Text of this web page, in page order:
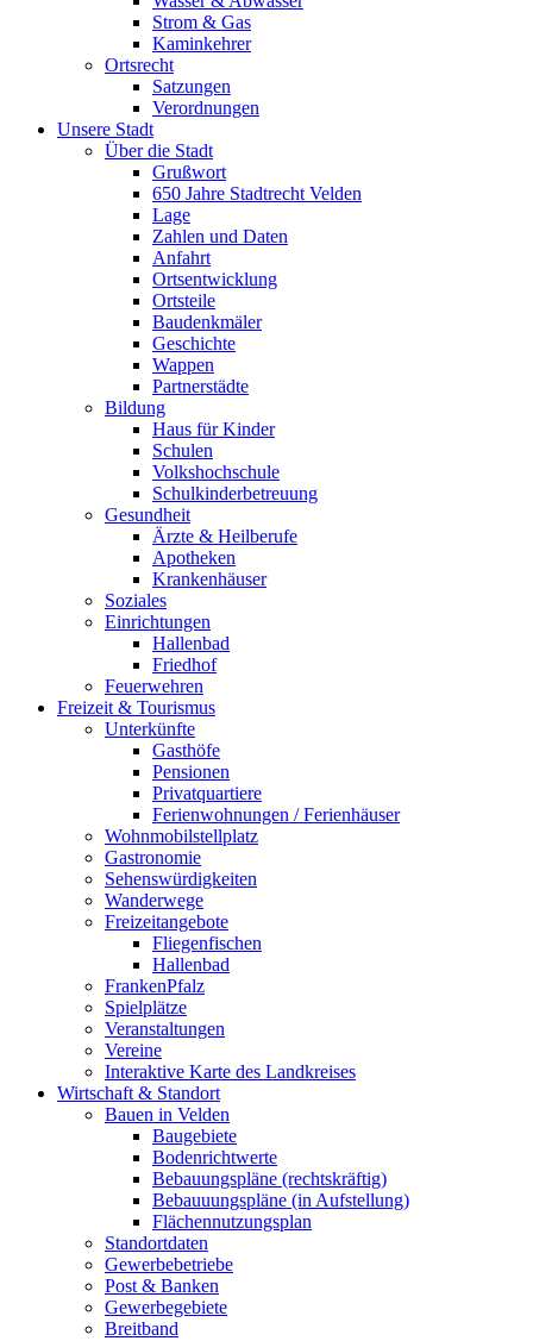
Strom & Gas
Kaminkehrer
Ortsrecht
Satzungen
Verordnungen
Unsere Stadt
Über die Stadt
Grußwort
650 Jahre Stadtrecht Velden
Lage
Zahlen und Daten
Anfahrt
Ortsentwicklung
Ortsteile
Baudenkmäler
Geschichte
Wappen
Partnerstädte
Bildung
Haus für Kinder
Schulen
Volkshochschule
Schulkinderbetreuung
Gesundheit
Ärzte & Heilberufe
Apotheken
Krankenhäuser
Soziales
Einrichtungen
Hallenbad
Friedhof
Feuerwehren
Freizeit & Tourismus
Unterkünfte
Gasthöfe
Pensionen
Privatquartiere
Ferienwohnungen / Ferienhäuser
Wohnmobilstellplatz
Gastronomie
Sehenswürdigkeiten
Wanderwege
Freizeitangebote
Fliegenfischen
Hallenbad
FrankenPfalz
Spielplätze
Veranstaltungen
Vereine
Interaktive Karte des Landkreises
Wirtschaft & Standort
Bauen in Velden
Baugebiete
Bodenrichtwerte
Bebauungspläne (rechtskräftig)
Bebauuungspläne (in Aufstellung)
Flächennutzungsplan
Standortdaten
Gewerbebetriebe
Post & Banken
Gewerbegebiete
Breitband